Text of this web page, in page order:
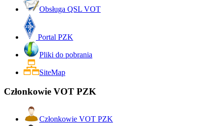
Obsługa QSL VOT
Portal PZK
Pliki do pobrania
SiteMap
Członkowie VOT PZK
Członkowie VOT PZK